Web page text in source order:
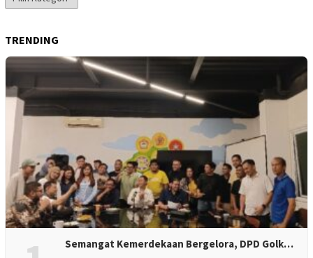
Berita
TRENDING
Semangat Kemerdekaan Bergelora, DPD Golk…